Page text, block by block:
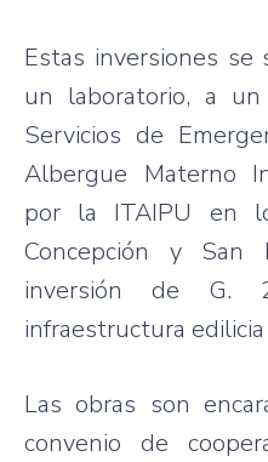
Estas inversiones se
un laboratorio, a
Servicios de
Albergue Materno
por la ITAIPU en
Concepción y San
inversión de G.
infraestructura
Las obras son
convenio de